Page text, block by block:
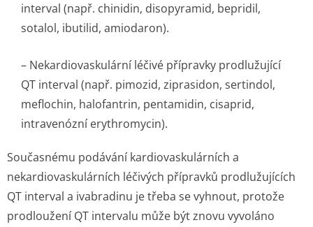
interval (např. chinidin, disopyramid, bepridil,
sotalol, ibutilid, amiodaron).
– Nekardiovaskulární léčivé přípravky prodlužující
QT interval (např. pimozid, ziprasidon, sertindol,
meflochin, halofantrin, pentamidin, cisaprid,
intravenózní erythromycin).
Současnému podávání kardiovaskulárních a
nekardiovasku­lárních léčivých přípravků prodlužujících
QT interval a ivabradinu je třeba se vyhnout, protože
prodloužení QT intervalu může být znovu vyvoláno